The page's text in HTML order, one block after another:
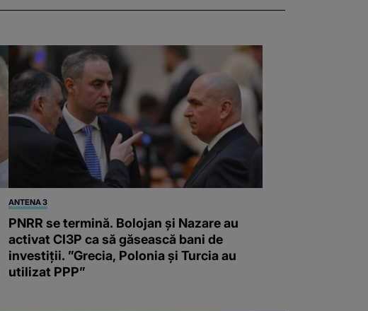
ANTENA 3
PNRR se termină. Bolojan și Nazare au
activat CI3P ca să găsească bani de
investiții. ”Grecia, Polonia şi Turcia au
utilizat PPP”